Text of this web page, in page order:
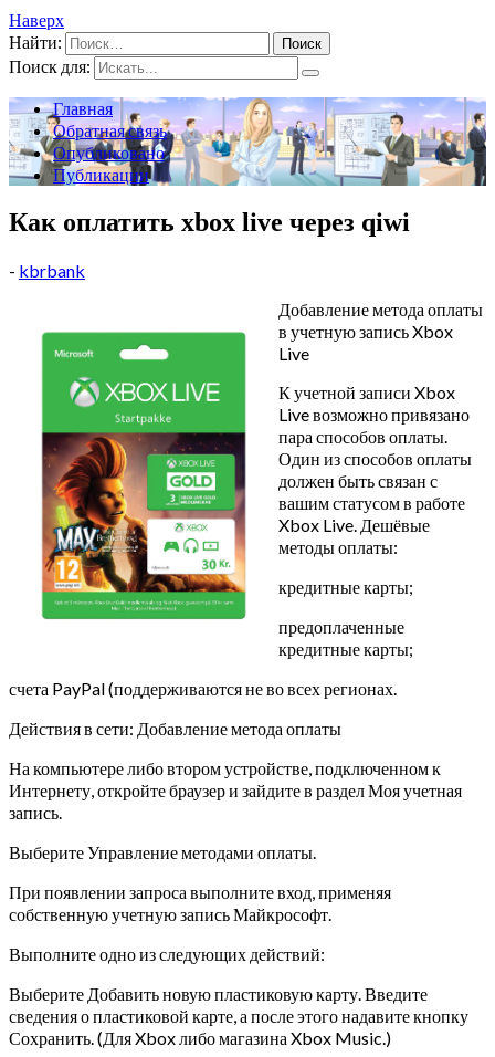
Наверх
Найти:
Поиск для:
Главная
Обратная связь
Опубликовано
Публикации
Как оплатить xbox live через qiwi
- kbrbank
Добавление метода оплаты
в учетную запись Xbox
Live
К учетной записи Xbox
Live возможно привязано
пара способов оплаты.
Один из способов оплаты
должен быть связан с
вашим статусом в работе
Xbox Live. Дешёвые
методы оплаты:
кредитные карты;
предоплаченные
кредитные карты;
счета PayPal (поддерживаются не во всех регионах.
Действия в сети: Добавление метода оплаты
На компьютере либо втором устройстве, подключенном к
Интернету, откройте браузер и зайдите в раздел Моя учетная
запись.
Выберите Управление методами оплаты.
При появлении запроса выполните вход, применяя
собственную учетную запись Майкрософт.
Выполните одно из следующих действий:
Выберите Добавить новую пластиковую карту. Введите
сведения о пластиковой карте, а после этого надавите кнопку
Сохранить. (Для Xbox либо магазина Xbox Music.)